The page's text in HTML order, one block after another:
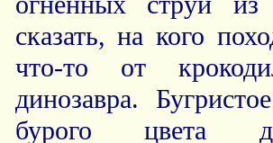
сказать, на кого
что-то от
динозавра.
бурого цвета